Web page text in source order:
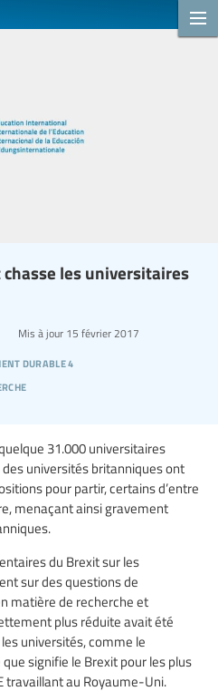
les universitaires
durable 4
Mis à jour15 février 2017
31.000 universitaires
universités britanniques ont
pour partir, certains d’entre
menaçant ainsi gravement
du Brexit sur les
sur des questions de
matière de recherche et
plus réduite avait été
universités, comme le
signifie le Brexit pour les plus
travaillant au Royaume-Uni.